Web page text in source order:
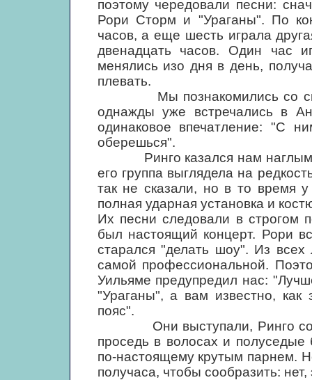
поэтому чередовали песни:
Рори Сторм и "Ураганы". По
часов, а еще шесть играла
двенадцать часов. Один
менялись изо дня в день,
плевать.
Мы познакомились со
однажды уже встречались в
одинаковое впечатление: "С
оберешься".
Ринго казался нам наглым.
его группа выглядела на
так не сказали, но в то время
полная ударная установка и
Их песни следовали в строгом
был настоящий концерт. Рори
старался "делать шоу". Из всех
самой профессиональной.
Уильяме предупредил нас:
"Ураганы", а вам известно, как
пояс".
Они выступали, Ринго со
проседь в волосах и
по-настоящему крутым парнем.
получаса, чтобы сообразить: